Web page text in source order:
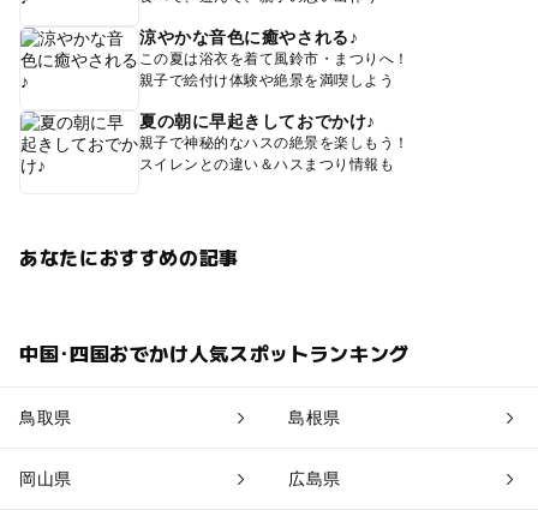
涼やかな音色に癒やされる♪
この夏は浴衣を着て風鈴市・まつりへ！
親子で絵付け体験や絶景を満喫しよう
夏の朝に早起きしておでかけ♪
親子で神秘的なハスの絶景を楽しもう！
スイレンとの違い＆ハスまつり情報も
あなたにおすすめの記事
中国･四国おでかけ人気スポットランキング
鳥取県 島根県
岡山県 広島県